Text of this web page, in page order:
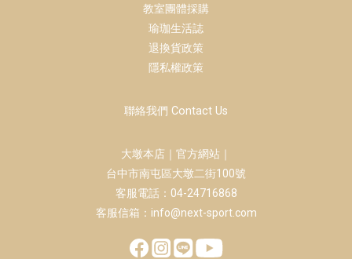
教室團體採購
瑜珈生活誌
退換貨政策
隱私權政策
聯絡我們 Contact Us
大墩本店｜官方網站｜
台中市南屯區大墩二街100號
客服電話：04-24716868
客服信箱：info@next-sport.com